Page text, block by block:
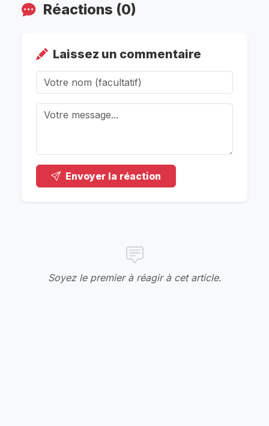
Réactions (0)
Laissez un commentaire
Envoyer la réaction
Soyez le premier à réagir à cet article.